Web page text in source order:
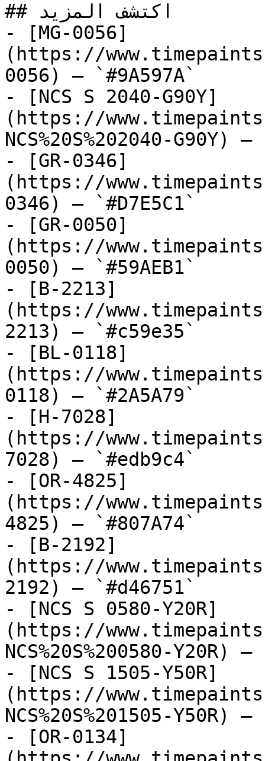
## اكتشف المزيد
- [MG-0056]
(https://
0056) — `#9A597A`
- [NCS S 2040-G90Y]
(https://
NCS%20S%202040-G90Y)
- [GR-0346]
(https://
0346) — `#D7E5C1`
- [GR-0050]
(https://
0050) — `#59AEB1`
- [B-2213]
(https://
2213) — `#c59e35`
- [BL-0118]
(https://
0118) — `#2A5A79`
- [H-7028]
(https://
7028) — `#edb9c4`
- [OR-4825]
(https://
4825) — `#807A74`
- [B-2192]
(https://
2192) — `#d46751`
- [NCS S 0580-Y20R]
(https://
NCS%20S%200580-Y20R)
- [NCS S 1505-Y50R]
(https://
NCS%20S%201505-Y50R)
- [OR-0134]